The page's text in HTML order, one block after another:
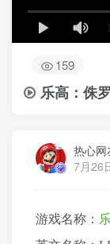
159
乐高：侏
热心
7月26
游戏名称：